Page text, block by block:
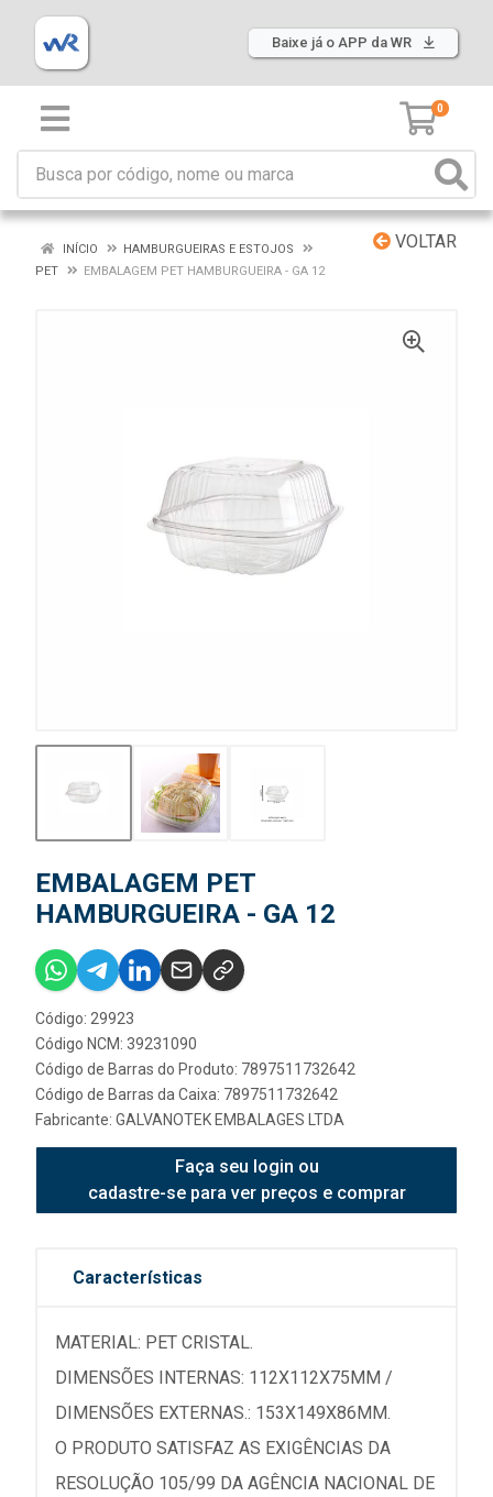
Baixe já o APP da WR
0
VOLTAR
INÍCIO
HAMBURGUEIRAS E ESTOJOS
PET
EMBALAGEM PET HAMBURGUEIRA - GA 12
EMBALAGEM PET
HAMBURGUEIRA - GA 12
Código: 29923
Código NCM: 39231090
Código de Barras do Produto: 7897511732642
Código de Barras da Caixa: 7897511732642
Fabricante: GALVANOTEK EMBALAGES LTDA
Faça seu login ou
cadastre-se para ver preços e comprar
Características
MATERIAL: PET CRISTAL.
DIMENSÕES INTERNAS: 112X112X75MM /
DIMENSÕES EXTERNAS.: 153X149X86MM.
O PRODUTO SATISFAZ AS EXIGÊNCIAS DA
RESOLUÇÃO 105/99 DA AGÊNCIA NACIONAL DE